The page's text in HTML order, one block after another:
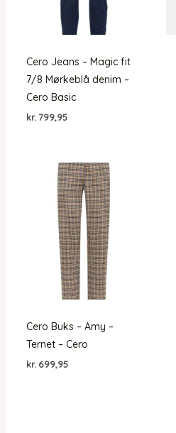
Cero Jeans – Magic fit
7/8 Mørkeblå denim –
Cero Basic
kr. 799,95
Cero Buks – Amy –
Ternet – Cero
kr. 699,95